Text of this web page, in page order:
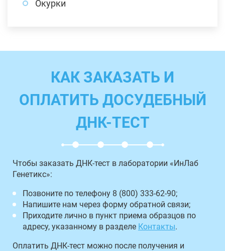
Окурки
КАК ЗАКАЗАТЬ И
ОПЛАТИТЬ ДОСУДЕБНЫЙ
ДНК-ТЕСТ
Чтобы заказать ДНК-тест в лаборатории «ИнЛаб
Генетикс»:
Позвоните по телефону 8 (800) 333-62-90;
Напишите нам через форму обратной связи;
Приходите лично в пункт приема образцов по
адресу, указанному в разделе Контакты.
Оплатить ДНК-тест можно после получения и